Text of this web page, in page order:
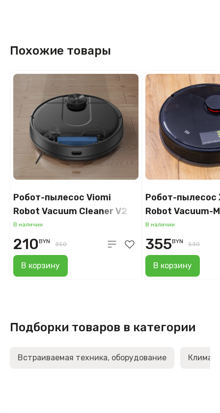
Похожие товары
Робот-пылесос Viomi
Robot Vacuum Cleaner V2
Max V-RVCLM24B
В наличии
В корзину
210BYN 350
Робот-пылесос
Robot Vacuum-
STYTJ05ZHMHW
В наличии
В корзину
355BYN 530
Подборки товаров в категории
Встраиваемая техника, оборудование